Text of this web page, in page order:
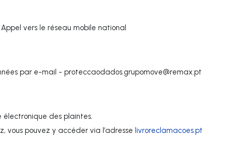
Appel vers le réseau mobile national
par e-mail - proteccaodados.grupomove@remax.pt
électronique des plaintes.
vous pouvez y accéder via l’adresse livroreclamacoes.pt